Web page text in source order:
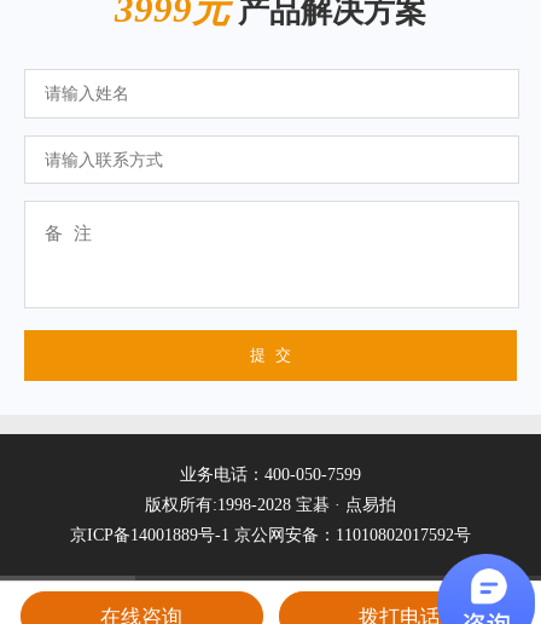
3999元产品解决方案
业务电话：400-050-7599
版权所有:1998-2028 宝碁 · 点易拍
京ICP备14001889号-1 京公网安备：11010802017592号
在线咨询 拨打电话